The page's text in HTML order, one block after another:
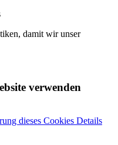
damit wir unser
verwenden
dieses Cookies Details